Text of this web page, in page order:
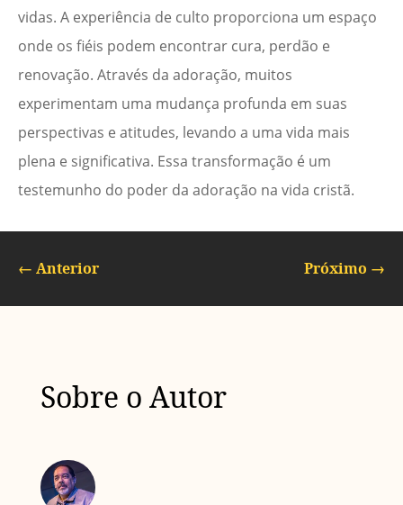
vidas. A experiência de culto proporciona um espaço
onde os fiéis podem encontrar cura, perdão e
renovação. Através da adoração, muitos
experimentam uma mudança profunda em suas
perspectivas e atitudes, levando a uma vida mais
plena e significativa. Essa transformação é um
testemunho do poder da adoração na vida cristã.
← Anterior Próximo →
Sobre o Autor